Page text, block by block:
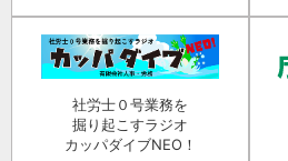
社労士０号業務を
掘り起こすラジオ
カッパダイブNEO！